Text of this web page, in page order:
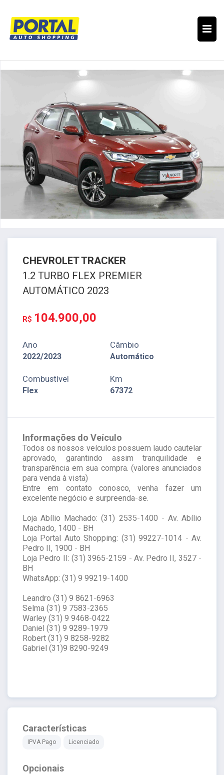
CHEVROLETTRACKER
1.2 TURBO FLEX PREMIER
AUTOMÁTICO 2023
R$ 104.900,00
Ano
2022/2023
Câmbio
Automático
Combustível
Flex
Km
67372
Informações do Veículo
Todos os nossos veículos possuem laudo cautelar
aprovado, garantindo assim tranquilidade e
transparência em sua compra. (valores anunciados
para venda à vista)
Entre em contato conosco, venha fazer um
excelente negócio e surpreenda-se.
Loja Abílio Machado: (31) 2535-1400 - Av. Abílio
Machado, 1400 - BH
Loja Portal Auto Shopping: (31) 99227-1014 - Av.
Pedro II, 1900 - BH
Loja Pedro II: (31) 3965-2159 - Av. Pedro II, 3527 -
BH
WhatsApp: (31) 9 99219-1400
Leandro (31) 9 8621-6963
Selma (31) 9 7583-2365
Warley (31) 9 9468-0422
Daniel (31) 9 9289-1979
Robert (31) 9 8258-9282
Gabriel (31)9 8290-9249
Características
IPVA Pago Licenciado
Opcionais